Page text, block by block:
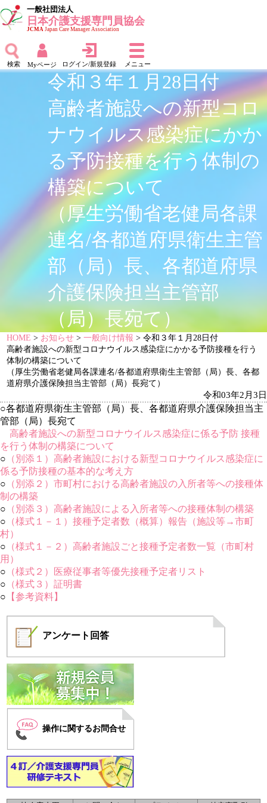
一般社団法人
日本介護支援専門員協会
JCMAJapan Care Manager Association
検索 Myページ ログイン/新規登録 メニュー
令和３年１月28日付
高齢者施設への新型コロ
ナウイルス感染症にかか
る予防接種を行う体制の
構築について
（厚生労働省老健局各課
連名/各都道府県衛生主管
部（局）長、各都道府県
介護保険担当主管部
（局）長宛て）
HOME > お知らせ >一般向け情報 > 令和３年１月28日付
高齢者施設への新型コロナウイルス感染症にかかる予防接種を行う
体制の構築について
（厚生労働省老健局各課連名/各都道府県衛生主管部（局）長、各都
道府県介護保険担当主管部（局）長宛て）
令和03年2月3日
○各都道府県衛生主管部（局）長、各都道府県介護保険担当主
管部（局）長宛て
高齢者施設への新型コロナウイルス感染症に係る予防 接種
を行う体制の構築について
○ （別添１）高齢者施設における新型コロナウイルス感染症に
係る予防接種の基本的な考え方
○ （別添２）市町村における高齢者施設の入所者等への接種体
制の構築
○ （別添３）高齢者施設による入所者等への接種体制の構築
○ （様式１－１）接種予定者数（概算）報告（施設等→市町
村）
○ （様式１－２）高齢者施設ごと接種予定者数一覧（市町村
用）
○ （様式２）医療従事者等優先接種予定者リスト
○ （様式３）証明書
○ 【参考資料】
アンケート 回答
操作に関するお問合せ